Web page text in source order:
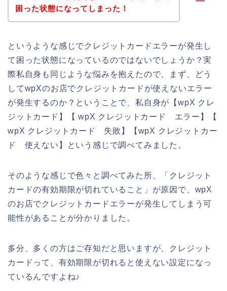
困った状態になってしまった！
というような感じでクレジットカードエラーが発生し
て困った状態になっているのではないでしょうか？実
際私自身も同じような悩みを抱えたので、まず、どう
してwpXのお店でクレジットカードが使えないエラー
が発生するのか？ということで、私自身が【wpX クレ
ジットカード】【 wpX クレジットカード エラー】【
wpX クレジットカード 失敗】【wpX クレジットカー
ド 使えない】という感じで調べてみました。
そのような感じで色々と調べてみた所、「クレジット
カードの有効期限が切れていること」が原因で、wpX
のお店でクレジットカードエラーが発生してしまう可
能性があることが分かりました。
多分、多くの方はご存知だと思いますが、クレジット
カードって、有効期限が切れると使えない設定になっ
ているんですよね♪